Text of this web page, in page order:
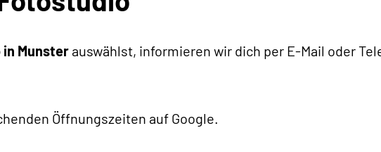
in Munster auswählst, informieren wir dich per E-Mail oder
Öffnungszeiten auf Google.